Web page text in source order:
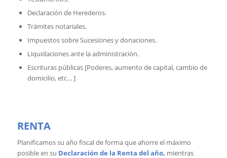
Declaración de Herederos.
Trámites notariales.
Impuestos sobre Sucesiones y donaciones.
Liquidaciones ante la administración.
Escrituras públicas [Poderes, aumento de capital, cambio de
domicilio, etc… ]
RENTA
Planificamos su año fiscal de forma que ahorre el máximo
posible en su Declaración de la Renta del año, mientras